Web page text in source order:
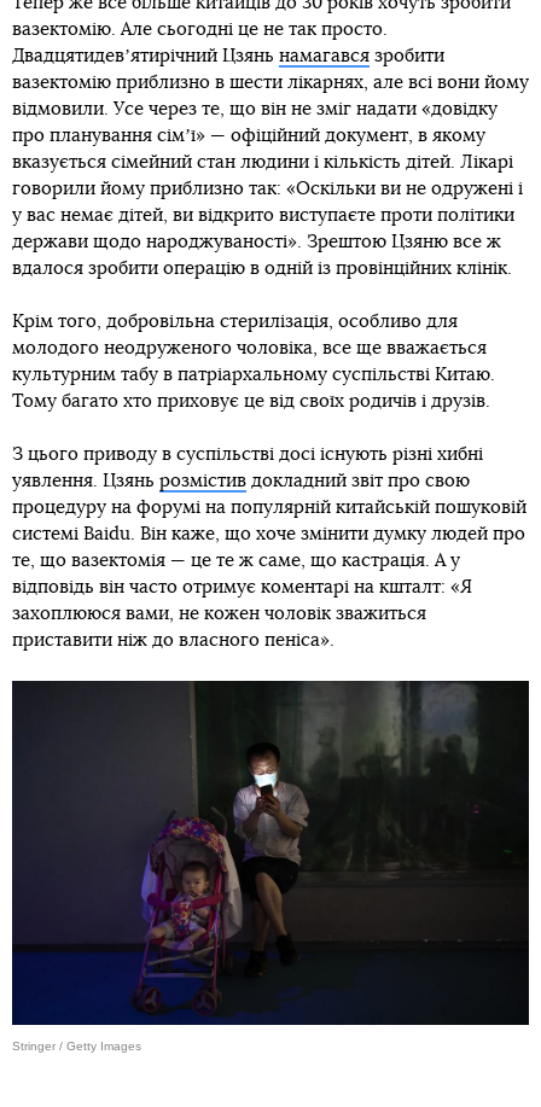
вазектомію. Але сьогодні це не так просто.
Двадцятидевʼятирічний Цзянь намагався зробити
вазектомію приблизно в шести лікарнях, але всі вони йому
відмовили. Усе через те, що він не зміг надати «довідку
про планування сімʼї» — офіційний документ, в якому
вказується сімейний стан людини і кількість дітей. Лікарі
говорили йому приблизно так: «Оскільки ви не одружені і
у вас немає дітей, ви відкрито виступаєте проти політики
держави щодо народжуваності». Зрештою Цзяню все ж
вдалося зробити операцію в одній із провінційних клінік.
Крім того, добровільна стерилізація, особливо для
молодого неодруженого чоловіка, все ще вважається
культурним табу в патріархальному суспільстві Китаю.
Тому багато хто приховує це від своїх родичів і друзів.
З цього приводу в суспільстві досі існують різні хибні
уявлення. Цзянь розмістив докладний звіт про свою
процедуру на форумі на популярній китайській пошуковій
системі Baidu. Він каже, що хоче змінити думку людей про
те, що вазектомія — це те ж саме, що кастрація. А у
відповідь він часто отримує коментарі на кшталт: «Я
захоплююся вами, не кожен чоловік зважиться
приставити ніж до власного пеніса».
Stringer / Getty Images